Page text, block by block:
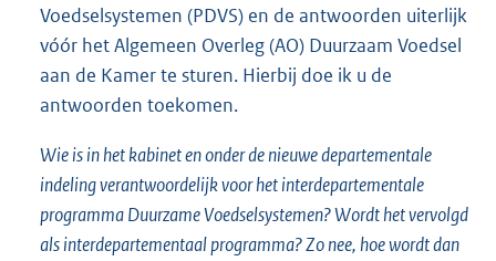
Voedselsystemen (PDVS) en de antwoorden uiterlijk
vóór het Algemeen Overleg (AO) Duurzaam Voedsel
aan de Kamer te sturen. Hierbij doe ik u de
antwoorden toekomen.
Wie is in het kabinet en onder de nieuwe departementale
indeling verantwoordelijk voor het interdepartementale
programma Duurzame Voedselsystemen? Wordt het vervolgd
als interdepartementaal programma? Zo nee, hoe wordt dan